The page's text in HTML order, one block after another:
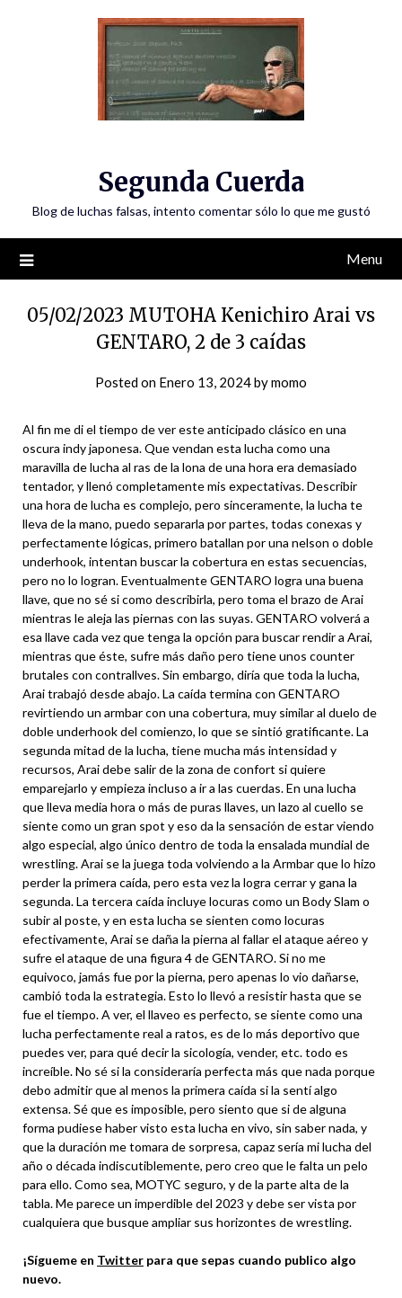
Segunda Cuerda
Blog de luchas falsas, intento comentar sólo lo que me gustó
Menu
05/02/2023 MUTOHA Kenichiro Arai vs
GENTARO, 2 de 3 caídas
Posted on Enero 13, 2024bymomo
Al fin me di el tiempo de ver este anticipado clásico en una
oscura indy japonesa. Que vendan esta lucha como una
maravilla de lucha al ras de la lona de una hora era demasiado
tentador, y llenó completamente mis expectativas. Describir
una hora de lucha es complejo, pero sinceramente, la lucha te
lleva de la mano, puedo separarla por partes, todas conexas y
perfectamente lógicas, primero batallan por una nelson o doble
underhook, intentan buscar la cobertura en estas secuencias,
pero no lo logran. Eventualmente GENTARO logra una buena
llave, que no sé si como describirla, pero toma el brazo de Arai
mientras le aleja las piernas con las suyas. GENTARO volverá a
esa llave cada vez que tenga la opción para buscar rendir a Arai,
mientras que éste, sufre más daño pero tiene unos counter
brutales con contrallves. Sin embargo, diría que toda la lucha,
Arai trabajó desde abajo. La caída termina con GENTARO
revirtiendo un armbar con una cobertura, muy similar al duelo de
doble underhook del comienzo, lo que se sintió gratificante. La
segunda mitad de la lucha, tiene mucha más intensidad y
recursos, Arai debe salir de la zona de confort si quiere
emparejarlo y empieza incluso a ir a las cuerdas. En una lucha
que lleva media hora o más de puras llaves, un lazo al cuello se
siente como un gran spot y eso da la sensación de estar viendo
algo especial, algo único dentro de toda la ensalada mundial de
wrestling. Arai se la juega toda volviendo a la Armbar que lo hizo
perder la primera caída, pero esta vez la logra cerrar y gana la
segunda. La tercera caída incluye locuras como un Body Slam o
subir al poste, y en esta lucha se sienten como locuras
efectivamente, Arai se daña la pierna al fallar el ataque aéreo y
sufre el ataque de una figura 4 de GENTARO. Si no me
equivoco, jamás fue por la pierna, pero apenas lo vio dañarse,
cambió toda la estrategia. Esto lo llevó a resistir hasta que se
fue el tiempo. A ver, el llaveo es perfecto, se siente como una
lucha perfectamente real a ratos, es de lo más deportivo que
puedes ver, para qué decir la sicología, vender, etc. todo es
increíble. No sé si la consideraría perfecta más que nada porque
debo admitir que al menos la primera caída si la sentí algo
extensa. Sé que es imposible, pero siento que si de alguna
forma pudiese haber visto esta lucha en vivo, sin saber nada, y
que la duración me tomara de sorpresa, capaz sería mi lucha del
año o década indiscutiblemente, pero creo que le falta un pelo
para ello. Como sea, MOTYC seguro, y de la parte alta de la
tabla. Me parece un imperdible del 2023 y debe ser vista por
cualquiera que busque ampliar sus horizontes de wrestling.
¡Sígueme en Twitter para que sepas cuando publico algo
nuevo.